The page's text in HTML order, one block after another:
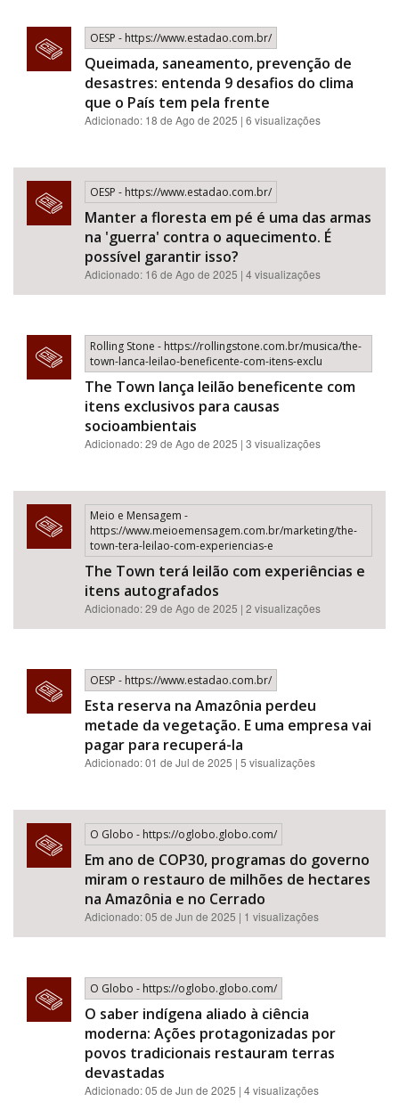
OESP - https://www.estadao.com.br/
Queimada, saneamento, prevenção de
desastres: entenda 9 desafios do clima
que o País tem pela frente
Adicionado: 18 de Ago de 2025 | 6 visualizações
OESP - https://www.estadao.com.br/
Manter a floresta em pé é uma das armas
na 'guerra' contra o aquecimento. É
possível garantir isso?
Adicionado: 16 de Ago de 2025 | 4 visualizações
Rolling Stone - https://rollingstone.com.br/musica/the-
town-lanca-leilao-beneficente-com-itens-exclu
The Town lança leilão beneficente com
itens exclusivos para causas
socioambientais
Adicionado: 29 de Ago de 2025 | 3 visualizações
Meio e Mensagem -
https://www.meioemensagem.com.br/marketing/the-
town-tera-leilao-com-experiencias-e
The Town terá leilão com experiências e
itens autografados
Adicionado: 29 de Ago de 2025 | 2 visualizações
OESP - https://www.estadao.com.br/
Esta reserva na Amazônia perdeu
metade da vegetação. E uma empresa vai
pagar para recuperá-la
Adicionado: 01 de Jul de 2025 | 5 visualizações
O Globo - https://oglobo.globo.com/
Em ano de COP30, programas do governo
miram o restauro de milhões de hectares
na Amazônia e no Cerrado
Adicionado: 05 de Jun de 2025 | 1 visualizações
O Globo - https://oglobo.globo.com/
O saber indígena aliado à ciência
moderna: Ações protagonizadas por
povos tradicionais restauram terras
devastadas
Adicionado: 05 de Jun de 2025 | 4 visualizações